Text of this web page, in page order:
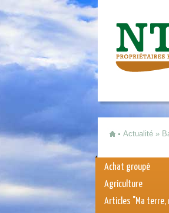
Actualité »
Achat groupé
Agriculture
Articles "Ma terre,